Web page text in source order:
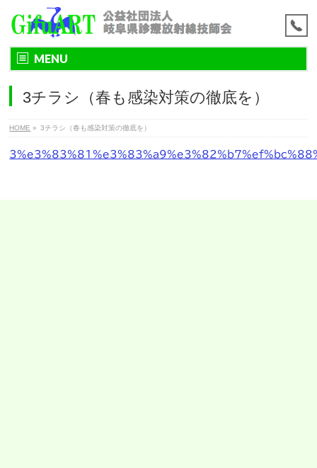
MENU
3チラシ（春も感染対策の徹底を）
HOME » 3チラシ（春も感染対策の徹底を）